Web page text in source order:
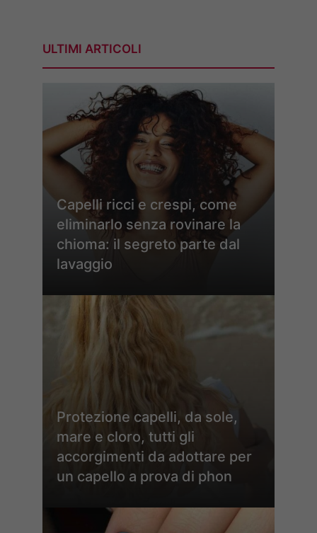
ULTIMI ARTICOLI
Capelli ricci e crespi, come
eliminarlo senza rovinare la
chioma: il segreto parte dal
lavaggio
Protezione capelli, da sole,
mare e cloro, tutti gli
accorgimenti da adottare per
un capello a prova di phon